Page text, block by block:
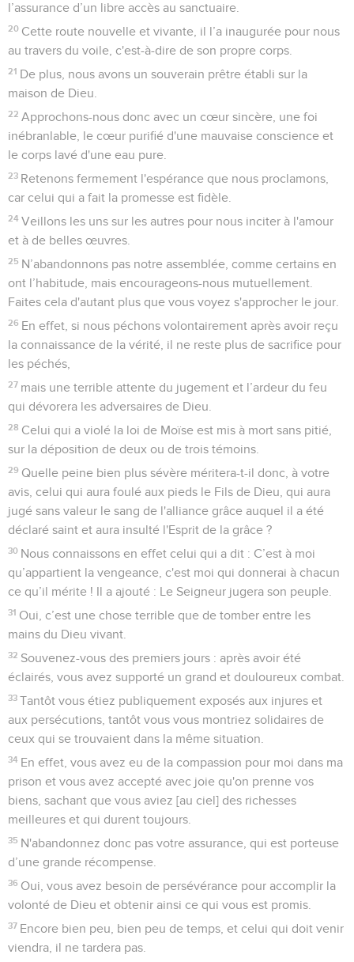
l’assurance d’un libre accès au sanctuaire.
20 Cette route nouvelle et vivante, il l’a inaugurée pour nous
au travers du voile, c'est-à-dire de son propre corps.
21 De plus, nous avons un souverain prêtre établi sur la
maison de Dieu.
22 Approchons-nous donc avec un cœur sincère, une foi
inébranlable, le cœur purifié d'une mauvaise conscience et
le corps lavé d'une eau pure.
23 Retenons fermement l'espérance que nous proclamons,
car celui qui a fait la promesse est fidèle.
24 Veillons les uns sur les autres pour nous inciter à l'amour
et à de belles œuvres.
25 N’abandonnons pas notre assemblée, comme certains en
ont l’habitude, mais encourageons-nous mutuellement.
Faites cela d'autant plus que vous voyez s'approcher le jour.
26 En effet, si nous péchons volontairement après avoir reçu
la connaissance de la vérité, il ne reste plus de sacrifice pour
les péchés,
27 mais une terrible attente du jugement et l’ardeur du feu
qui dévorera les adversaires de Dieu.
28 Celui qui a violé la loi de Moïse est mis à mort sans pitié,
sur la déposition de deux ou de trois témoins.
29 Quelle peine bien plus sévère méritera-t-il donc, à votre
avis, celui qui aura foulé aux pieds le Fils de Dieu, qui aura
jugé sans valeur le sang de l'alliance grâce auquel il a été
déclaré saint et aura insulté l'Esprit de la grâce ?
30 Nous connaissons en effet celui qui a dit : C’est à moi
qu’appartient la vengeance, c'est moi qui donnerai à chacun
ce qu’il mérite ! Il a ajouté : Le Seigneur jugera son peuple.
31 Oui, c’est une chose terrible que de tomber entre les
mains du Dieu vivant.
32 Souvenez-vous des premiers jours : après avoir été
éclairés, vous avez supporté un grand et douloureux combat.
33 Tantôt vous étiez publiquement exposés aux injures et
aux persécutions, tantôt vous vous montriez solidaires de
ceux qui se trouvaient dans la même situation.
34 En effet, vous avez eu de la compassion pour moi dans ma
prison et vous avez accepté avec joie qu'on prenne vos
biens, sachant que vous aviez [au ciel] des richesses
meilleures et qui durent toujours.
35 N'abandonnez donc pas votre assurance, qui est porteuse
d’une grande récompense.
36 Oui, vous avez besoin de persévérance pour accomplir la
volonté de Dieu et obtenir ainsi ce qui vous est promis.
37 Encore bien peu, bien peu de temps, et celui qui doit venir
viendra, il ne tardera pas.